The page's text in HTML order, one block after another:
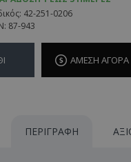
42-251-0206
87-943
ΆΜΕΣΗ ΑΓΟΡΆ
ΠΕΡΙΓΡΑΦΉ